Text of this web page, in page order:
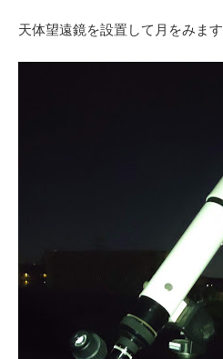
天体望遠鏡を設置して月をみます